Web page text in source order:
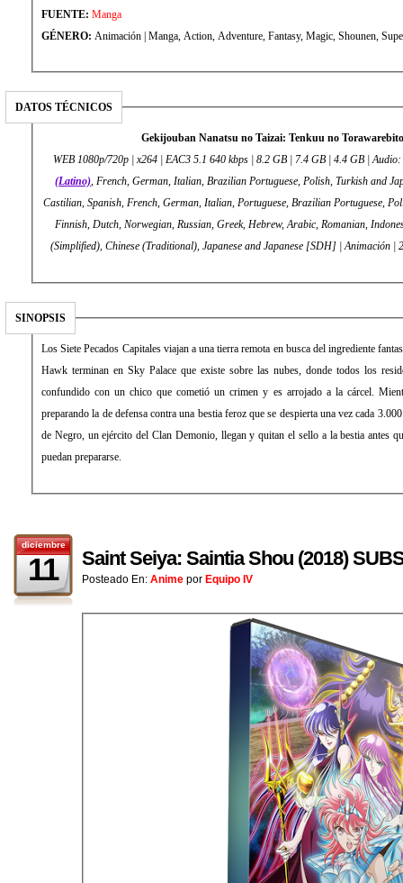
FUENTE: Manga
GÉNERO:
Animación | Manga, Action, Adventure, Fantasy, Magic, Shounen,
DATOS TÉCNICOS
Gekijouban Nanatsu no Taizai: Tenkuu no
WEB 1080p/720p | x264 | EAC3 5.1 640 kbps | 8.2 GB | 7.4 GB | 4.4 GB |
(Latino), French, German, Italian, Brazilian Portuguese, Polish, Turkish and
Castilian, Spanish, French, German, Italian, Portuguese, Brazilian Portuguese,
Finnish, Dutch, Norwegian, Russian, Greek, Hebrew, Arabic, Romanian,
(Simplified), Chinese (Traditional), Japanese and Japanese [SDH] | Animación |
SINOPSIS
Los Siete Pecados Capitales viajan a una tierra remota en busca del ingrediente
Hawk terminan en Sky Palace que existe sobre las nubes, donde todos los
confundido con un chico que cometió un crimen y es arrojado a la cárcel.
preparando la de defensa contra una bestia feroz que se despierta una vez cada
de Negro, un ejército del Clan Demonio, llegan y quitan el sello a la bestia antes
puedan prepararse.
diciembre
11 Saint Seiya: Saintia Shou (2018)
Posteado En: Anime por Equipo IV